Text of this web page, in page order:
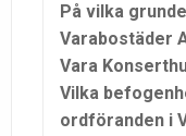
På vilka
Varabostäder
Vara
Vilka
ordföranden i